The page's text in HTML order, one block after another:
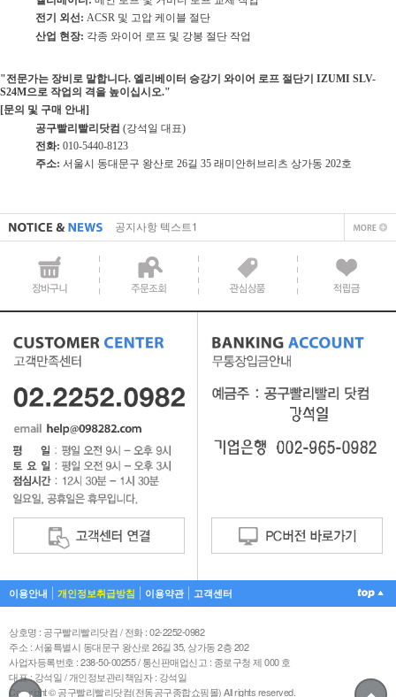
전기 외선: ACSR 및 고압 케이블 절단
산업 현장: 각종 와이어 로프 및 강봉 절단 작업
"전문가는 장비로 말합니다. 엘리베이터 승강기 와이어 로프 절단기 IZUMI SLV-
S24M으로 작업의 격을 높이십시오."
[문의 및 구매 안내]
공구빨리빨리닷컴 (강석일 대표)
전화: 010-5440-8123
주소: 서울시 동대문구 왕산로 26길 35 래미안허브리츠 상가동 202호
직접 입력해주셔야 합니다.
직접 입력해주셔야 합니다.
공지사항 텍스트1
이용안내 개인정보취급방침 이용약관 고객센터
상호명 : 공구빨리빨리닷컴 / 전화 : 02-2252-0982
주소 : 서울특별시 동대문구 왕산로 26길 35, 상가동 2층 202
사업자등록번호 : 238-50-00255 / 통신판매업신고 : 종로구청 제 000 호
대표 : 강석일 / 개인정보관리책임자 : 강석일
Copyright © 공구빨리빨리닷컴(전동공구종합쇼핑몰) All rights reserved.